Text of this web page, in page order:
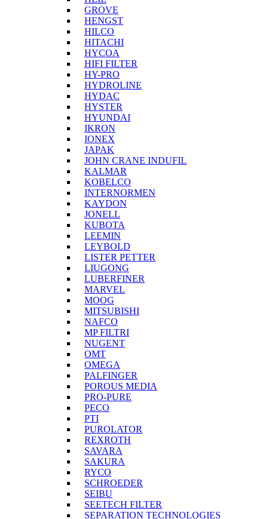
GROVE
HENGST
HILCO
HITACHI
HYCOA
HIFI FILTER
HY-PRO
HYDROLINE
HYDAC
HYSTER
HYUNDAI
IKRON
IONEX
JAPAK
JOHN CRANE INDUFIL
KALMAR
KOBELCO
INTERNORMEN
KAYDON
JONELL
KUBOTA
LEEMIN
LEYBOLD
LISTER PETTER
LIUGONG
LUBERFINER
MARVEL
MOOG
MITSUBISHI
NAFCO
MP FILTRI
NUGENT
OMT
OMEGA
PALFINGER
POROUS MEDIA
PRO-PURE
PECO
PTI
PUROLATOR
REXROTH
SAVARA
SAKURA
RYCO
SCHROEDER
SEIBU
SEETECH FILTER
SEPARATION TECHNOLOGIES